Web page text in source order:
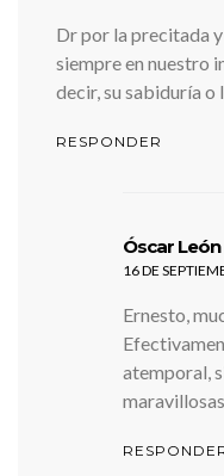
Dr por la precitada
siempre en nuestro
decir, su sabiduría o
RESPONDER
Óscar León
16 DE
Ernesto,
atemporal,